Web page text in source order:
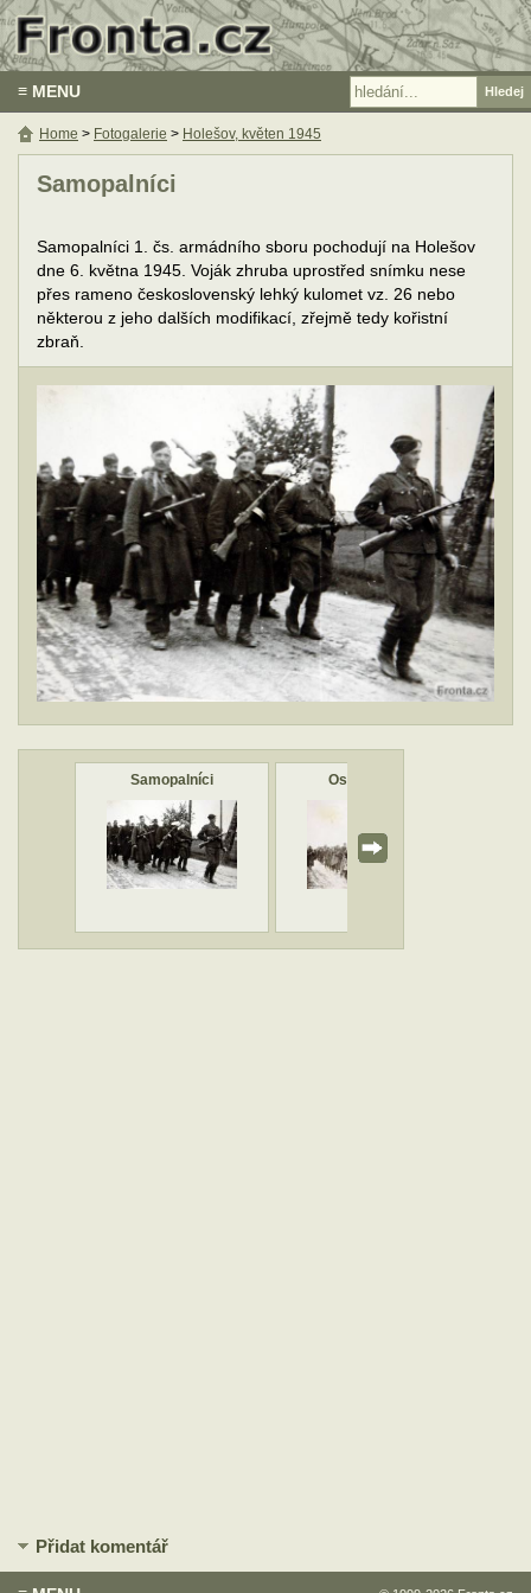
≡ MENU
Samopalníci
Samopalníci 1. čs. armádního sboru pochodují na Holešov
dne 6. května 1945. Voják zhruba uprostřed snímku nese
přes rameno československý lehký kulomet vz. 26 nebo
některou z jeho dalších modifikací, zřejmě tedy kořistní
zbraň.
Samopalníci Osvoboditelé
Home > Fotogalerie > Holešov, květen 1945
Přidat komentář